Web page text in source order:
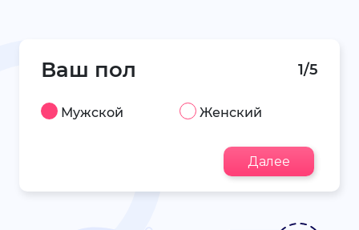
Ваш пол 1/5
Мужской Женский
Далее